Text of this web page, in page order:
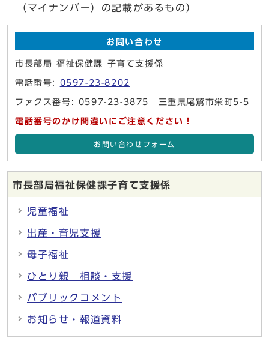
（マイナンバー）の記載があるもの）
お問い合わせ
市長部局 福祉保健課 子育て支援係
電話番号: 0597-23-8202
ファクス番号: 0597-23-3875 三重県尾鷲市栄町5-5
電話番号のかけ間違いにご注意ください！
お問い合わせフォーム
市長部局福祉保健課子育て支援係
児童福祉
出産・育児支援
母子福祉
ひとり親 相談・支援
パブリックコメント
お知らせ・報道資料